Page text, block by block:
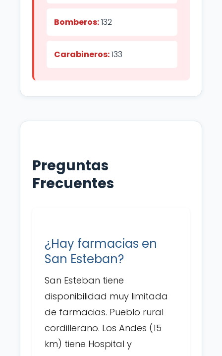
Bomberos:132
Carabineros:133
Preguntas
Frecuentes
¿Hay farmacias en
San Esteban?
San Esteban tiene
disponibilidad muy limitada
de farmacias. Pueblo rural
cordillerano. Los Andes (15
km) tiene Hospital y